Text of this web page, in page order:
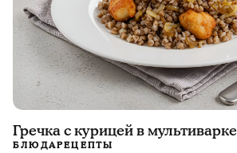
Гречка с курицей в мультиварке
БЛЮДАРЕЦЕПТЫ